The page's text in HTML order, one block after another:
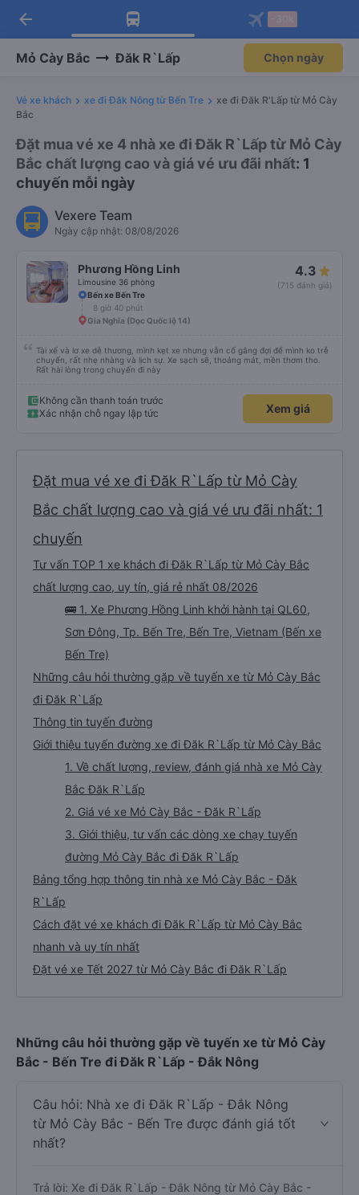
Tải app Vexere ngay!
Nhận ưu đãi thành viên độc
Mở app
Tải app Vexere
-30k/ghế khi đặt vé máy bay qua
Mở app
arrow_back
Mỏ Cày Bắc Đăk R`Lấp Chọn ngày
Vé xe khách xe đi Đăk Nông từ Bến Tre
xe đi Đăk R'Lấp từ Mỏ Cày
Bắc
Đặt mua vé xe 4 nhà xe đi Đăk R`Lấp từ Mỏ Cày
Bắc chất lượng cao và giá vé ưu đãi nhất: 1
chuyến mỗi ngày
Vexere Team
Ngày cập nhật: 08/08/2026
Phương Hồng Linh
Limousine 36 phòng
4.3
(715 đánh giá)
Bến xe Bến Tre
8 giờ 40 phút
Gia Nghĩa (Dọc Quốc lộ 14)
Tài xế và lơ xe dễ thương, mình kẹt xe nhưng vẫn cố gắng đợi để mình ko trễ
chuyến, rất nhẹ nhàng và lịch sự. Xe sạch sẽ, thoáng mát, mền thơm tho.
Rất hài lòng trong chuyến đi này
Không cần thanh toán trước
Xác nhận chỗ ngay lập tức
Xem giá
Đặt mua vé xe đi Đăk R`Lấp từ Mỏ Cày
Bắc chất lượng cao và giá vé ưu đãi nhất: 1
chuyến
Tư vấn TOP 1 xe khách đi Đăk R`Lấp từ Mỏ Cày Bắc
chất lượng cao, uy tín, giá rẻ nhất 08/2026
🚌 1. Xe Phương Hồng Linh khởi hành tại QL60,
Sơn Đông, Tp. Bến Tre, Bến Tre, Vietnam (Bến xe
Bến Tre)
Những câu hỏi thường gặp về tuyến xe từ Mỏ Cày Bắc
đi Đăk R`Lấp
Thông tin tuyến đường
Giới thiệu tuyến đường xe đi Đăk R`Lấp từ Mỏ Cày Bắc
1. Về chất lượng, review, đánh giá nhà xe Mỏ Cày
Bắc Đăk R`Lấp
2. Giá vé xe Mỏ Cày Bắc - Đăk R`Lấp
3. Giới thiệu, tư vấn các dòng xe chạy tuyến
đường Mỏ Cày Bắc đi Đăk R`Lấp
Bảng tổng hợp thông tin nhà xe Mỏ Cày Bắc - Đăk
R`Lấp
Cách đặt vé xe khách đi Đăk R`Lấp từ Mỏ Cày Bắc
nhanh và uy tín nhất
Đặt vé xe Tết 2027 từ Mỏ Cày Bắc đi Đăk R`Lấp
Những câu hỏi thường gặp về tuyến xe từ Mỏ Cày
Bắc - Bến Tre đi Đăk R`Lấp - Đắk Nông
Câu hỏi: Nhà xe đi Đăk R`Lấp - Đắk Nông
từ Mỏ Cày Bắc - Bến Tre được đánh giá tốt
nhất?
Trả lời: Xe đi Đăk R`Lấp - Đắk Nông từ Mỏ Cày Bắc -